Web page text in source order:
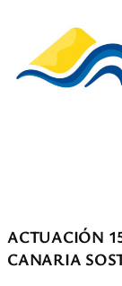
contenido
ACTUACIÓN
CANARIA